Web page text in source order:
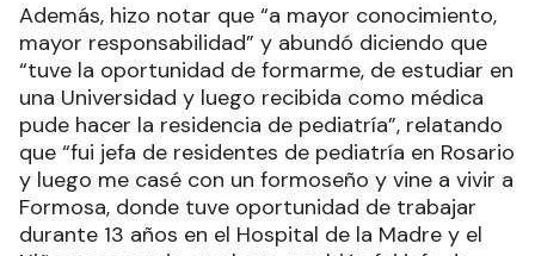
Además, hizo notar que “a mayor conocimiento,
mayor responsabilidad” y abundó diciendo que
“tuve la oportunidad de formarme, de estudiar en
una Universidad y luego recibida como médica
pude hacer la residencia de pediatría”, relatando
que “fui jefa de residentes de pediatría en Rosario
y luego me casé con un formoseño y vine a vivir a
Formosa, donde tuve oportunidad de trabajar
durante 13 años en el Hospital de la Madre y el